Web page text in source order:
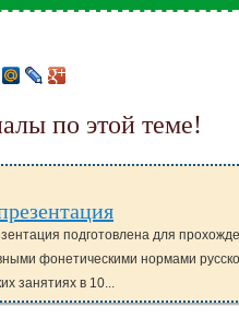
по этой теме!
подготовлена для
фонетическими нормами
занятиях в 10...